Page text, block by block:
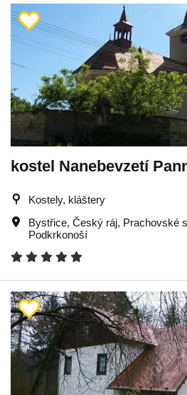
kostel Nanebevzetí
Kostely, kláštery
Bystřice, Český ráj, Prachovské
Podkrkonoší